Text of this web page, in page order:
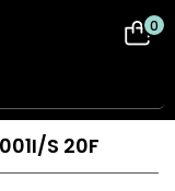
0
S 20F